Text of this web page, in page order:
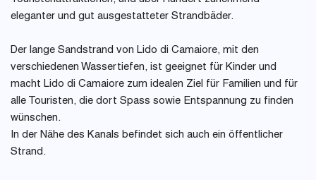
eleganter und gut ausgestatteter Strandbäder.
Der lange Sandstrand von Lido di Camaiore, mit den
verschiedenen Wassertiefen, ist geeignet für Kinder und
macht Lido di Camaiore zum idealen Ziel für Familien und für
alle Touristen, die dort Spass sowie Entspannung zu finden
wünschen.
In der Nähe des Kanals befindet sich auch ein öffentlicher
Strand.